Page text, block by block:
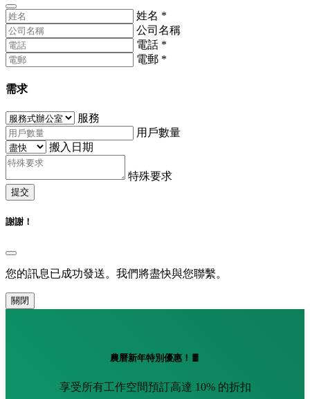
姓名 *
公司名稱
電話 *
電郵 *
需求
服務
用戶數量
搬入日期
特殊要求
提交
謝謝！
您的訊息已成功發送。我們將盡快與您聯繫。
關閉
農曆新年特別優惠！🧧
享受所有工作空間預訂高達 10% 的折扣